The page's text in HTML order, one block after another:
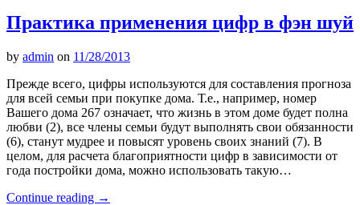
Практика применения цифр в фэн шуй
by admin on 11/28/2013
Прежде всего, цифры используются для составления прогноза
для всей семьи при покупке дома. Т.е., например, номер
Вашего дома 267 означает, что жизнь в этом доме будет полна
любви (2), все члены семьи будут выполнять свои обязанности
(6), станут мудрее и повысят уровень своих знаний (7). В
целом, для расчета благоприятности цифр в зависимости от
года постройки дома, можно использовать такую…
Continue reading →